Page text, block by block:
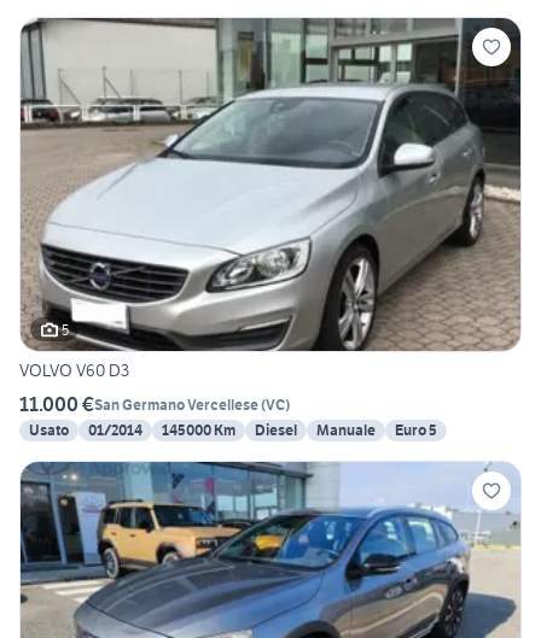
5
VOLVO V60 D3
11.000 €San Germano Vercellese(VC)
Usato
01/2014 145000 Km Diesel Manuale Euro 5